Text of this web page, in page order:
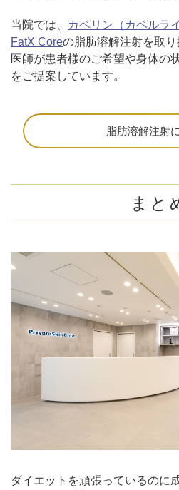
当院では、 カベリン（カベルラ
FatX Coreの脂肪溶解注射を取
医師が患者様のご希望や身体の
をご提案しています。
脂肪溶解注射
まと
ダイエットを頑張っているのに